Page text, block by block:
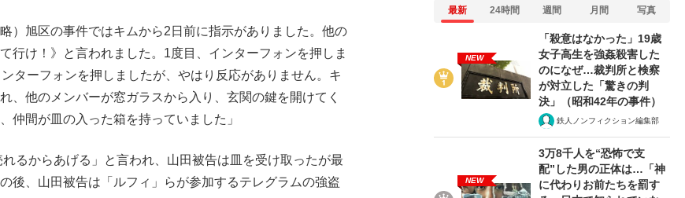
）旭区の事件ではキムから2日前に指示がありました。他の
行け！》と言われました。1度目、インターフォンを押しま
ターフォンを押しましたが、やはり反応がありません。キ
、他のメンバーが窓ガラスから入り、玄関の鍵を開けてく
仲間が皿の入った箱を持っていました」
るからあげる」と言われ、山田被告は皿を受け取ったが最
後、山田被告は「ルフィ」らが参加するテレグラムの強盗
最新 24時間 週間 月間 写真
NEW
「殺意はなかった」19歳
女子高生を強姦殺害した
のになぜ…裁判所と検察
が対立した「驚きの判
決」（昭和42年の事件）
鉄人ノンフィクション編集部
NEW
3万8千人を“恐怖で支
配”した男の正体は…「神
に代わりお前たちを罰す